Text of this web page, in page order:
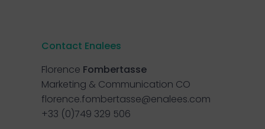
Contact Enalees
Florence Fombertasse
Marketing & Communication CO
florence.fombertasse@enalees.com
+33 (0)749 329 506